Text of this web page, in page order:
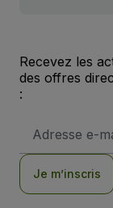
Recevez les
des offres
:
e-
Je m’inscris